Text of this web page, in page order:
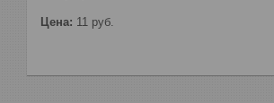
Цена: 11 руб.